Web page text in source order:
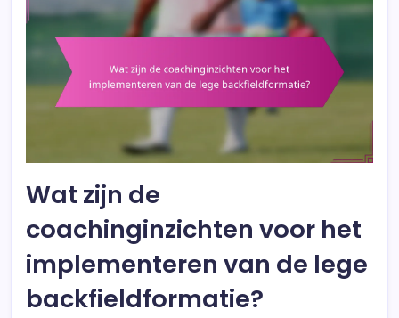
Wat zijn de
coachinginzichten voor het
implementeren van de lege
backfieldformatie?